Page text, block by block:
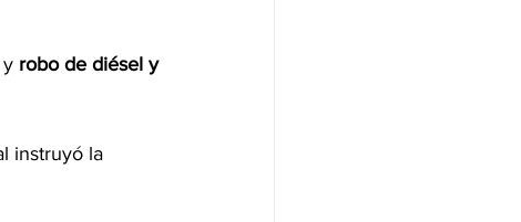
y robo de diésel y
instruyó la